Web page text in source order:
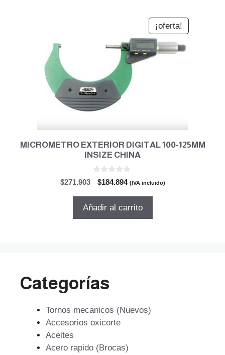
¡oferta!
MICROMETRO EXTERIOR DIGITAL 100-125MM
INSIZE CHINA
$271.903
El
original
$184.894El
actual
(IVA incluido)
Añadir al carrito
Categorías
Tornos mecanicos (Nuevos)
Accesorios oxicorte
Aceites
Acero rapido (Brocas)